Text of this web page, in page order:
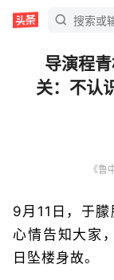
导演程
关：不认
《鲁
9月11日，于
心情告知大家
日坠楼身故。